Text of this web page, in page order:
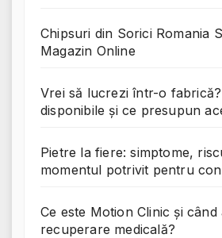
Chipsuri din Sorici Romania
Magazin Online
Vrei să lucrezi într-o
disponibile și ce presupun
Pietre la fiere: simptome,
momentul potrivit pentru
Ce este Motion Clinic și când
recuperare medicală?